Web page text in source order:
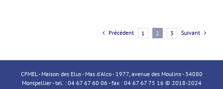
Précédent 1 2 3 Suivant
CFMEL - Maison des Elus - Mas d'Alco - 1977, avenue des Moulins - 34080
Montpellier - tel. : 04 67 67 60 06 - fax : 04 67 67 75 16 © 2018-2024